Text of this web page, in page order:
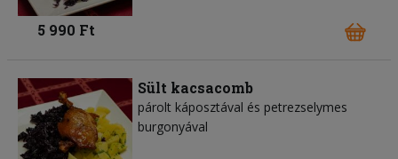
5 990 Ft
Sült kacsacomb
párolt káposztával és petrezselymes
burgonyával